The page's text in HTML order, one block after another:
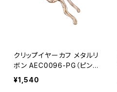
クリップイヤーカフ メタルリ
ボン AEC0096-PG（ピンク
ゴールド）
¥1,540